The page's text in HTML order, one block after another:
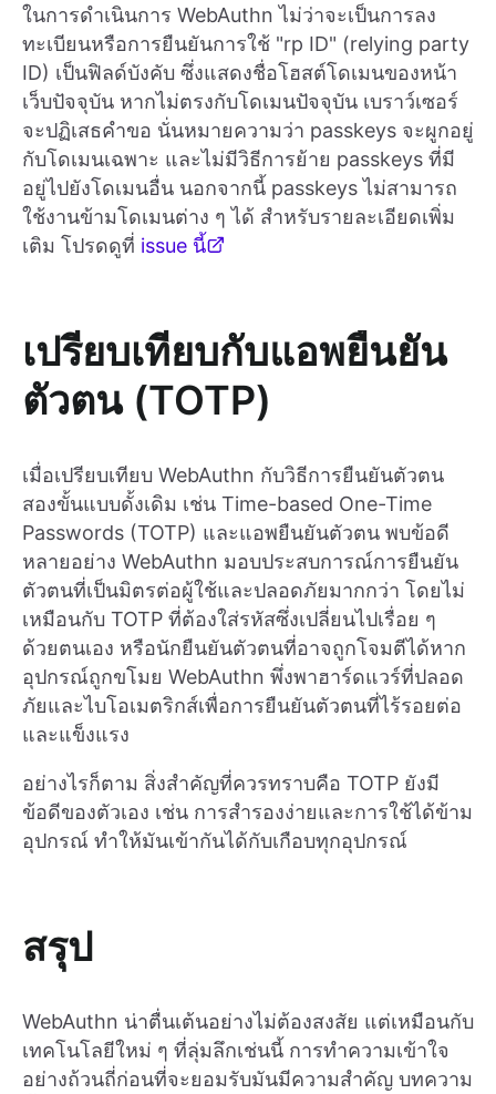
ในการดำเนินการ WebAuthn ไม่ว่าจะเป็นการลง
ทะเบียนหรือการยืนยันการใช้ "rp ID" (relying party
ID) เป็นฟิลด์บังคับ ซึ่งแสดงชื่อโฮสต์โดเมนของหน้า
เว็บปัจจุบัน หากไม่ตรงกับโดเมนปัจจุบัน เบราว์เซอร์
จะปฏิเสธคำขอ นั่นหมายความว่า passkeys จะผูกอยู่
กับโดเมนเฉพาะ และไม่มีวิธีการย้าย passkeys ที่มี
อยู่ไปยังโดเมนอื่น นอกจากนี้ passkeys ไม่สามารถ
ใช้งานข้ามโดเมนต่าง ๆ ได้ สำหรับรายละเอียดเพิ่ม
เติม โปรดดูที่ issue นี้
เปรียบเทียบกับแอพยืนยัน
ตัวตน (TOTP)
เมื่อเปรียบเทียบ WebAuthn กับวิธีการยืนยันตัวตน
สองขั้นแบบดั้งเดิม เช่น Time-based One-Time
Passwords (TOTP) และแอพยืนยันตัวตน พบข้อดี
หลายอย่าง WebAuthn มอบประสบการณ์การยืนยัน
ตัวตนที่เป็นมิตรต่อผู้ใช้และปลอดภัยมากกว่า โดยไม่
เหมือนกับ TOTP ที่ต้องใส่รหัสซึ่งเปลี่ยนไปเรื่อย ๆ
ด้วยตนเอง หรือนักยืนยันตัวตนที่อาจถูกโจมตีได้หาก
อุปกรณ์ถูกขโมย WebAuthn พึ่งพาฮาร์ดแวร์ที่ปลอด
ภัยและไบโอเมตริกส์เพื่อการยืนยันตัวตนที่ไร้รอยต่อ
และแข็งแรง
อย่างไรก็ตาม สิ่งสำคัญที่ควรทราบคือ TOTP ยังมี
ข้อดีของตัวเอง เช่น การสำรองง่ายและการใช้ได้ข้าม
อุปกรณ์ ทำให้มันเข้ากันได้กับเกือบทุกอุปกรณ์
สรุป
WebAuthn น่าตื่นเต้นอย่างไม่ต้องสงสัย แต่เหมือนกับ
เทคโนโลยีใหม่ ๆ ที่ลุ่มลึกเช่นนี้ การทำความเข้าใจ
อย่างถ้วนถี่ก่อนที่จะยอมรับมันมีความสำคัญ บทความ